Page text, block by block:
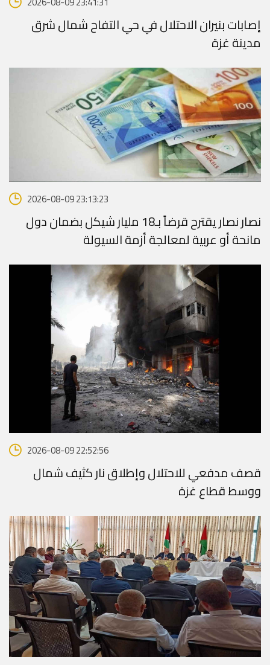
إصابات بنيران الاحتلال في حي التفاح شمال شرق
مدينة غزة
2026-08-09 23:13:23
نصار نصار يقترح قرضاً بـ18 مليار شيكل بضمان دول
مانحة أو عربية لمعالجة أزمة السيولة
2026-08-09 22:52:56
قصف مدفعي للاحتلال وإطلاق نار كثيف شمال
ووسط قطاع غزة